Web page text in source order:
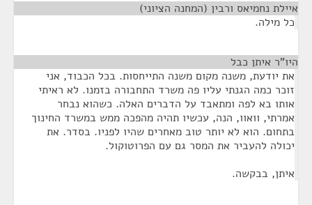
איילת נחמיאס ורבין (המחנה הציוני)
כל מילה.
היו"ר איתן כבל
את יודעת, משנה מקום משנה התייחסות. בכל הכבוד, אני
זוכר כמה הגנתי עליו פה משרד התחבורה בזמנו. לא ראיתי
אותו בא לפה ומתאבד על הדברים האלה. כשהוא נבחר
אמרתי, וואוו, הנה, עכשיו תהיה מהפכה ממש במשרד החינוך
בתחום. הוא לא יותר טוב מאחרים שהיו לפניו. בסדר. את
יכולה להעביר את המסר גם עם הפרוטוקול.
איתן, בבקשה.